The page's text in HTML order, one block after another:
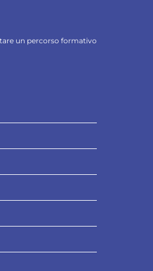
un percorso formativo